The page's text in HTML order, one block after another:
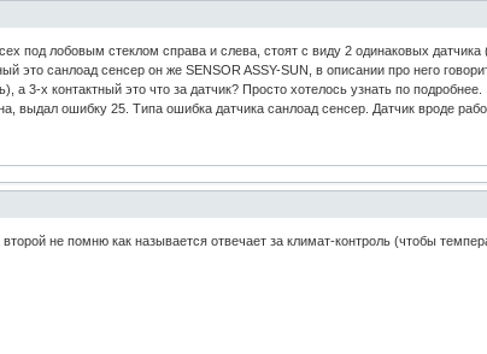
под лобовым стеклом справа и слева, стоят с виду 2 одинаковых датчика
это санлоад сенсер он же SENSOR ASSY-SUN, в описании про него
а 3-х контактный это что за датчик? Просто хотелось узнать по
выдал ошибку 25. Типа ошибка датчика санлоад сенсер. Датчик вроде
не помню как называется отвечает за климат-контроль (чтобы